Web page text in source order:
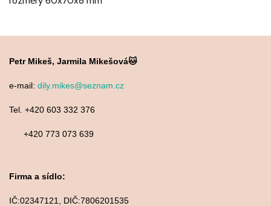
Petr Mikeš, Jarmila Mikešová🐱
e-mail: dily.mikes@seznam.cz
Tel. +420 603 332 376
+420 773 073 639
Firma a sídlo:
IČ:02347121, DIČ:7806201535